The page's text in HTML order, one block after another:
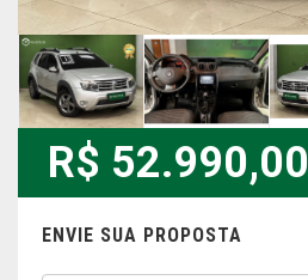
R$ 52.990,00
ENVIE SUA PROPOSTA